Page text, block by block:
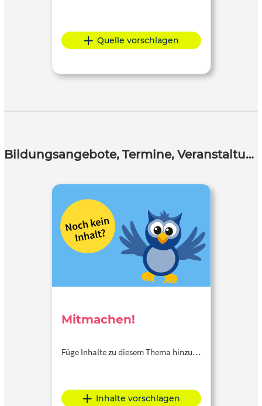
Quelle vorschlagen
Bildungsangebote, Termine, Veranstaltungen
Mitmachen!
Füge Inhalte zu diesem Thema hinzu…
Inhalte vorschlagen